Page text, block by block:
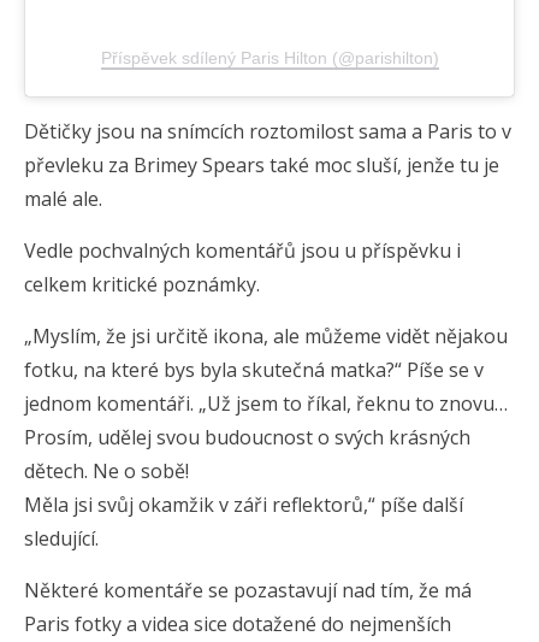
Příspěvek sdílený Paris Hilton (@parishilton)
Dětičky jsou na snímcích roztomilost sama a Paris to v
převleku za Brimey Spears také moc sluší, jenže tu je
malé ale.
Vedle pochvalných komentářů jsou u příspěvku i
celkem kritické poznámky.
„Myslím, že jsi určitě ikona, ale můžeme vidět nějakou
fotku, na které bys byla skutečná matka?“ Píše se v
jednom komentáři. „Už jsem to říkal, řeknu to znovu…
Prosím, udělej svou budoucnost o svých krásných
dětech. Ne o sobě!
Měla jsi svůj okamžik v záři reflektorů,“ píše další
sledující.
Některé komentáře se pozastavují nad tím, že má
Paris fotky a videa sice dotažené do nejmenších